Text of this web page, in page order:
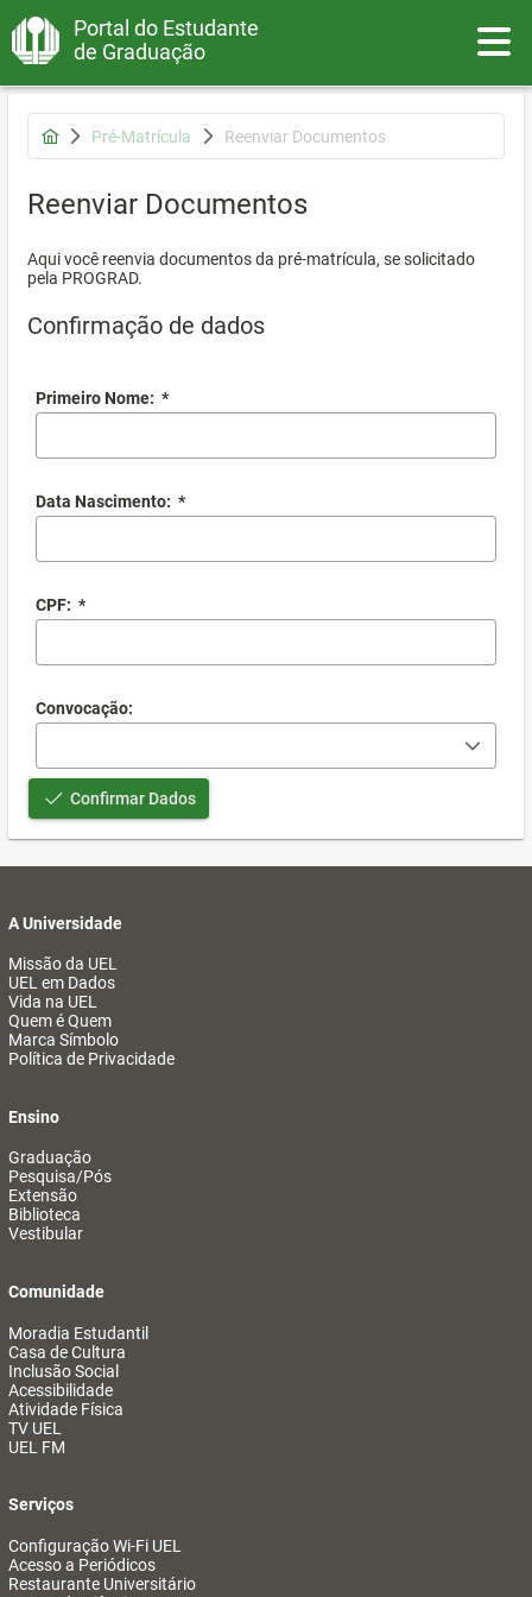
Portal do Estudante
de Graduação
Pré-Matrícula Reenviar Documentos
Reenviar Documentos
Aqui você reenvia documentos da pré-matrícula, se solicitado
pela PROGRAD.
Confirmação de dados
Primeiro Nome: *
Data Nascimento: *
CPF: *
Convocação:
Confirmar Dados
A Universidade
Missão da UEL
UEL em Dados
Vida na UEL
Quem é Quem
Marca Símbolo
Política de Privacidade
Ensino
Graduação
Pesquisa/Pós
Extensão
Biblioteca
Vestibular
Comunidade
Moradia Estudantil
Casa de Cultura
Inclusão Social
Acessibilidade
Atividade Física
TV UEL
UEL FM
Serviços
Configuração Wi-Fi UEL
Acesso a Periódicos
Restaurante Universitário